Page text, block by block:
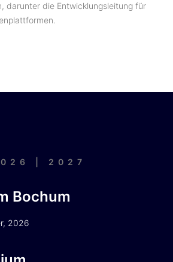
darunter die Entwicklungsleitung für
| 2027
Bochum
2026